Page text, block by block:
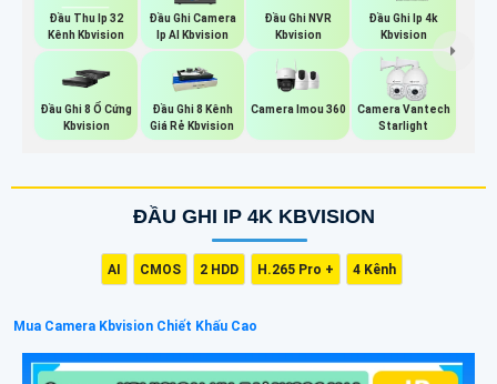
Đầu Thu Ip 32
Kênh Kbvision
Đầu Ghi Camera
Ip AI Kbvision
Đầu Ghi NVR
Kbvision
Đầu Ghi Ip 4k
Kbvision
Đầu Ghi 8 Ổ Cứng
Kbvision
Đầu Ghi 8 Kênh
Giá Rẻ Kbvision
Camera Imou 360
Camera Vantech
Starlight
ĐẦU GHI IP 4K KBVISION
AI CMOS 2 HDD H.265 Pro + 4 Kênh
Mua Camera Kbvision Chiết Khấu Cao